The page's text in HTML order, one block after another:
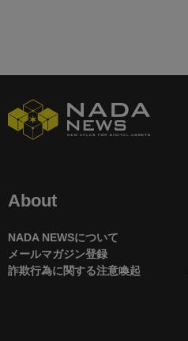
About
NADA NEWSについて
メールマガジン登録
詐欺行為に関する注意喚起